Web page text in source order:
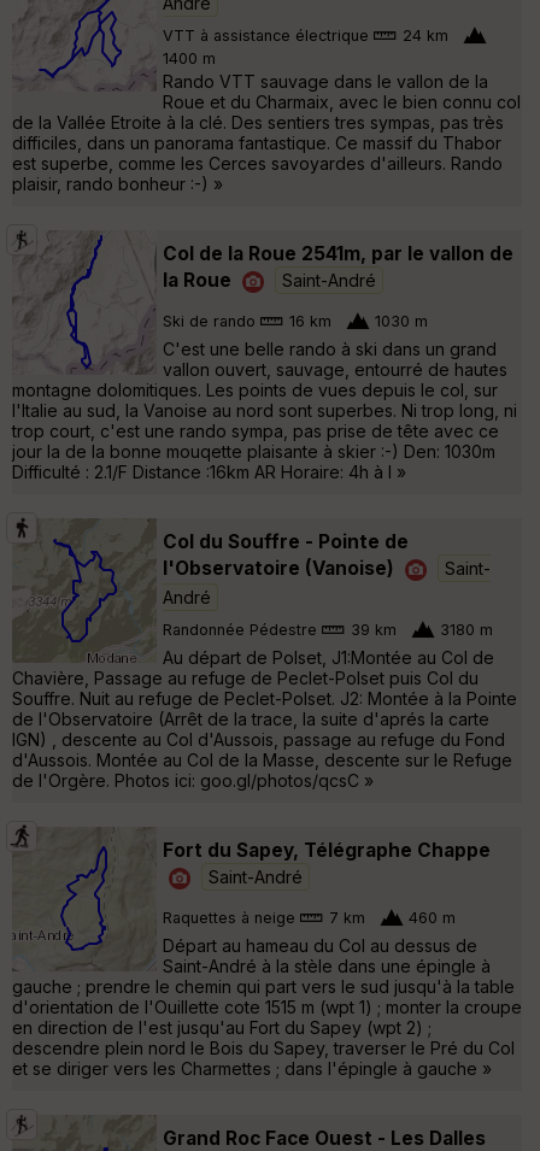
VTT à assistance électrique
24 km
1400 m
Rando VTT sauvage dans le vallon de la
Roue et du Charmaix, avec le bien connu col
de la Vallée Etroite à la clé. Des sentiers tres sympas, pas très
difficiles, dans un panorama fantastique. Ce massif du Thabor
est superbe, comme les Cerces savoyardes d'ailleurs. Rando
plaisir, rando bonheur :-) »
Col de la Roue 2541m, par le vallon de
la Roue
Saint-André
Ski de rando 16 km 1030 m
C'est une belle rando à ski dans un grand
vallon ouvert, sauvage, entourré de hautes
montagne dolomitiques. Les points de vues depuis le col, sur
l'Italie au sud, la Vanoise au nord sont superbes. Ni trop long, ni
trop court, c'est une rando sympa, pas prise de tête avec ce
jour la de la bonne mouqette plaisante à skier :-) Den: 1030m
Difficulté : 2.1/F Distance :16km AR Horaire: 4h à l »
Col du Souffre - Pointe de
l'Observatoire (Vanoise)
Saint-
André
Randonnée Pédestre 39 km 3180 m
Au départ de Polset, J1:Montée au Col de
Chavière, Passage au refuge de Peclet-Polset puis Col du
Souffre. Nuit au refuge de Peclet-Polset. J2: Montée à la Pointe
de l'Observatoire (Arrêt de la trace, la suite d'aprés la carte
IGN) , descente au Col d'Aussois, passage au refuge du Fond
d'Aussois. Montée au Col de la Masse, descente sur le Refuge
de l'Orgère. Photos ici: goo.gl/photos/qcsC »
Fort du Sapey, Télégraphe Chappe
Saint-André
Raquettes à neige 7 km 460 m
Départ au hameau du Col au dessus de
Saint-André à la stèle dans une épingle à
gauche ; prendre le chemin qui part vers le sud jusqu'à la table
d'orientation de l'Ouillette cote 1515 m (wpt 1) ; monter la croupe
en direction de l'est jusqu'au Fort du Sapey (wpt 2) ;
descendre plein nord le Bois du Sapey, traverser le Pré du Col
et se diriger vers les Charmettes ; dans l'épingle à gauche »
Grand Roc Face Ouest - Les Dalles